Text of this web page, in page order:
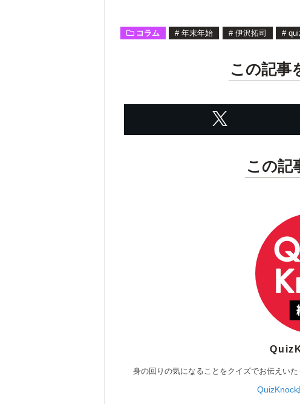
コラム # 年末年始 # 伊沢拓司 #
この記事
この記
身の回りの気になることをクイズでお伝えいた